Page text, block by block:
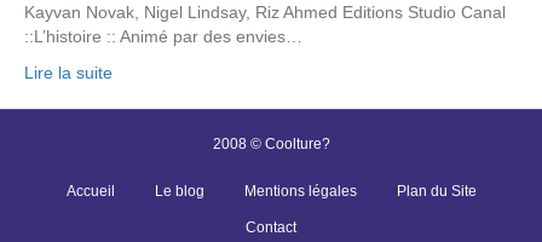
Kayvan Novak, Nigel Lindsay, Riz Ahmed Editions Studio Canal
::L’histoire :: Animé par des envies…
Lire la suite
2008 © Coolture?
Accueil Le blog Mentions légales Plan du Site
Contact